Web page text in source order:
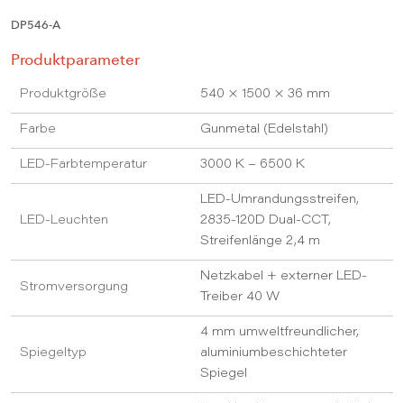
DP546-A
Produktparameter
Produktgröße 540 × 1500 × 36 mm
Farbe Gunmetal (Edelstahl)
LED-Farbtemperatur 3000 K – 6500 K
LED-Leuchten
LED-Umrandungsstreifen,
2835-120D Dual-CCT,
Streifenlänge 2,4 m
Stromversorgung
Netzkabel + externer LED-
Treiber 40 W
Spiegeltyp
4 mm umweltfreundlicher,
aluminiumbeschichteter
Spiegel